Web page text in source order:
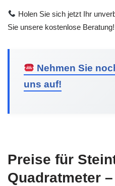
Holen Sie sich jetzt Ihr
Sie unsere kostenlose Beratung!
Nehmen Sie
uns auf!
Preise für
Quadratmeter